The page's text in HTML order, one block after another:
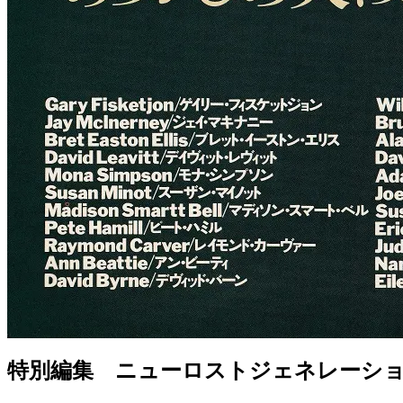
特別編集 ニューロストジェネレーシ